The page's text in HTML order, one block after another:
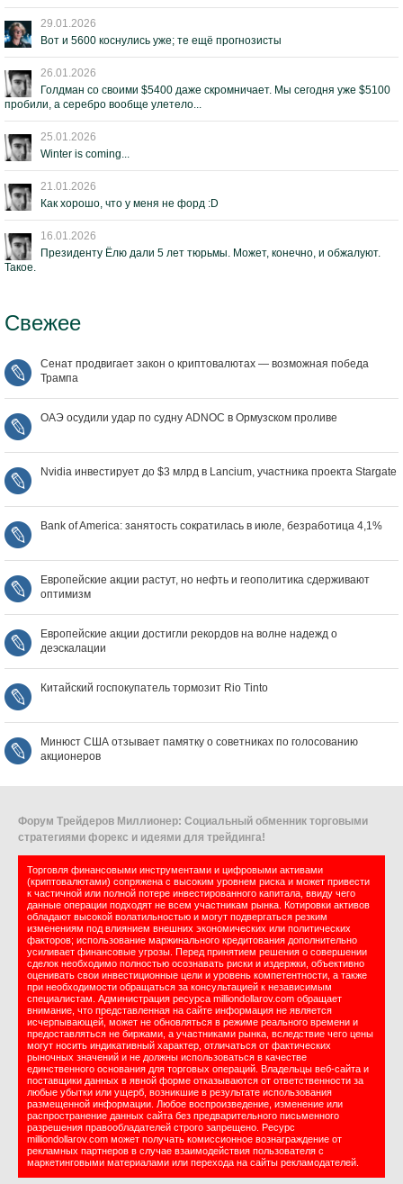
29.01.2026
Вот и 5600 коснулись уже; те ещё прогнозисты
26.01.2026
Голдман со своими $5400 даже скромничает. Мы сегодня уже $5100
пробили, а серебро вообще улетело...
25.01.2026
Winter is coming...
21.01.2026
Как хорошо, что у меня не форд :D
16.01.2026
Президенту Ёлю дали 5 лет тюрьмы. Может, конечно, и обжалуют.
Такое.
Свежее
Сенат продвигает закон о криптовалютах — возможная победа
Трампа
ОАЭ осудили удар по судну ADNOC в Ормузском проливе
Nvidia инвестирует до $3 млрд в Lancium, участника проекта Stargate
Bank of America: занятость сократилась в июле, безработица 4,1%
Европейские акции растут, но нефть и геополитика сдерживают
оптимизм
Европейские акции достигли рекордов на волне надежд о
деэскалации
Китайский госпокупатель тормозит Rio Tinto
Минюст США отзывает памятку о советниках по голосованию
акционеров
Форум Трейдеров Миллионер: Социальный обменник торговыми
стратегиями форекс и идеями для трейдинга!
Торговля финансовыми инструментами и цифровыми активами
(криптовалютами) сопряжена с высоким уровнем риска и может привести
к частичной или полной потере инвестированного капитала, ввиду чего
данные операции подходят не всем участникам рынка. Котировки активов
обладают высокой волатильностью и могут подвергаться резким
изменениям под влиянием внешних экономических или политических
факторов; использование маржинального кредитования дополнительно
усиливает финансовые угрозы. Перед принятием решения о совершении
сделок необходимо полностью осознавать риски и издержки, объективно
оценивать свои инвестиционные цели и уровень компетентности, а также
при необходимости обращаться за консультацией к независимым
специалистам. Администрация ресурса milliondollarov.com обращает
внимание, что представленная на сайте информация не является
исчерпывающей, может не обновляться в режиме реального времени и
предоставляться не биржами, а участниками рынка, вследствие чего цены
могут носить индикативный характер, отличаться от фактических
рыночных значений и не должны использоваться в качестве
единственного основания для торговых операций. Владельцы веб-сайта и
поставщики данных в явной форме отказываются от ответственности за
любые убытки или ущерб, возникшие в результате использования
размещенной информации. Любое воспроизведение, изменение или
распространение данных сайта без предварительного письменного
разрешения правообладателей строго запрещено. Ресурс
milliondollarov.com может получать комиссионное вознаграждение от
рекламных партнеров в случае взаимодействия пользователя с
маркетинговыми материалами или перехода на сайты рекламодателей.